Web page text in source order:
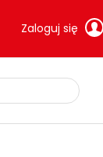
Zaloguj się